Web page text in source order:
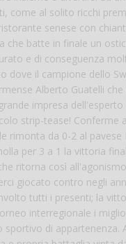
come al solito ricchi
senese con
che batte in finale un
e di conseguenza
dove il campione dello
Alberto Guatelli
impresa
strip-tease! Conferme
rimonta da 0-2 al
per 3 a 1 la vittoria
ritorna così
giocato contro negli
tutti i presenti; la
interregionale i
di